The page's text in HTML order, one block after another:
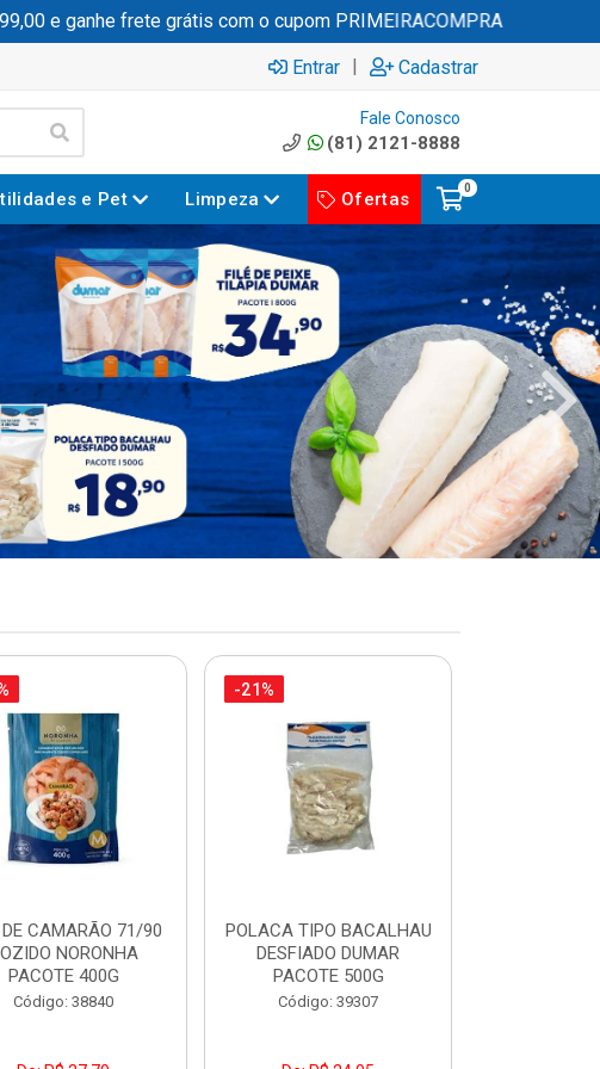
frete grátis com o cupom PRIMEIRACOMPRA
Entrar | Cadastrar
Fale Conosco
(81) 2121-8888
e Pet Limpeza Ofertas
0
CAMARÃO 71/90
NORONHA
PACOTE 400G
Código: 38840
-21%
POLACA TIPO BACALHAU
DESFIADO DUMAR
PACOTE 500G
Código: 39307